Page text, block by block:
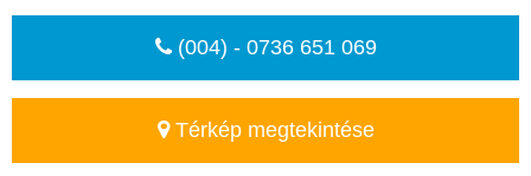
(004) - 0736 651 069
Térkép megtekintése